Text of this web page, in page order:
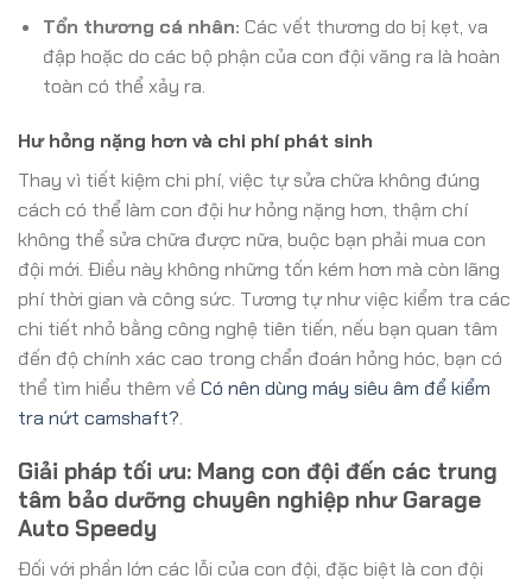
Tổn thương cá nhân: Các vết thương do bị kẹt, va
đập hoặc do các bộ phận của con đội văng ra là hoàn
toàn có thể xảy ra.
Hư hỏng nặng hơn và chi phí phát sinh
Thay vì tiết kiệm chi phí, việc tự sửa chữa không đúng
cách có thể làm con đội hư hỏng nặng hơn, thậm chí
không thể sửa chữa được nữa, buộc bạn phải mua con
đội mới. Điều này không những tốn kém hơn mà còn lãng
phí thời gian và công sức. Tương tự như việc kiểm tra các
chi tiết nhỏ bằng công nghệ tiên tiến, nếu bạn quan tâm
đến độ chính xác cao trong chẩn đoán hỏng hóc, bạn có
thể tìm hiểu thêm về Có nên dùng máy siêu âm để kiểm
tra nứt camshaft?.
Giải pháp tối ưu: Mang con đội đến các trung
tâm bảo dưỡng chuyên nghiệp như Garage
Auto Speedy
Đối với phần lớn các lỗi của con đội, đặc biệt là con đội